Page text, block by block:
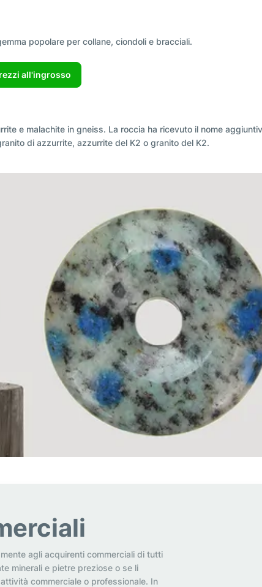
popolare per collane, ciondoli e bracciali.
all'ingrosso
e malachite in gneiss. La roccia ha ricevuto il nome
di azzurrite, azzurrite del K2 o granito del K2.
agli acquirenti commerciali di tutti
minerali e pietre preziose o se li
commerciale o professionale. In